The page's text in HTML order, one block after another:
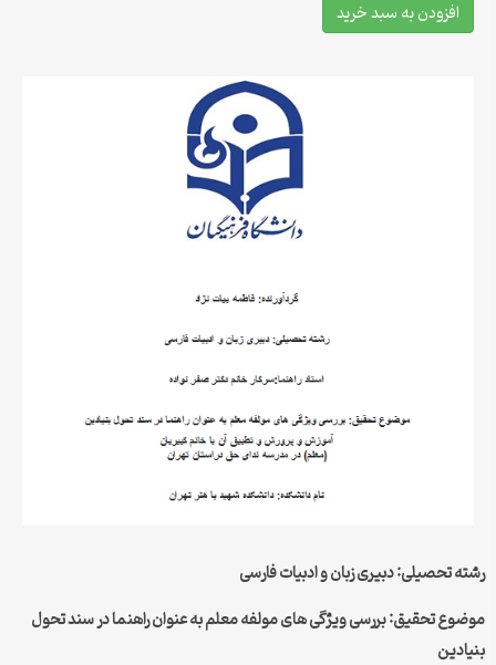
افزودن به سبد خرید
رشته تحصیلی: دبیری زبان و ادبیات فارسی
موضوع تحقیق: بررسی ویژگی های مولفه معلم به عنوان راهنما در سند تحول
بنیادین